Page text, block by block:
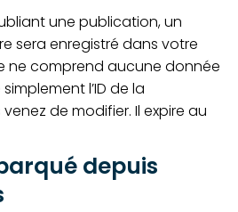
une publication, un
sera enregistré dans votre
ne comprend aucune donnée
l’ID de la
de modifier. Il expire au
depuis